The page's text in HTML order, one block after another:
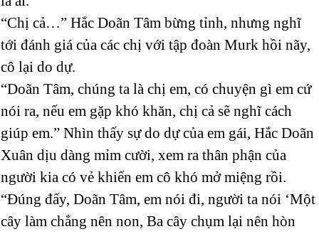
“Chị cả…” Hắc Doãn Tâm bừng tỉnh, nhưng nghĩ
tới đánh giá của các chị với tập đoàn Murk hồi nãy,
cô lại do dự.
“Doãn Tâm, chúng ta là chị em, có chuyện gì em cứ
nói ra, nếu em gặp khó khăn, chị cả sẽ nghĩ cách
giúp em.” Nhìn thấy sự do dự của em gái, Hắc Doãn
Xuân dịu dàng mỉm cười, xem ra thân phận của
người kia có vẻ khiến em cô khó mở miệng rồi.
“Đúng đấy, Doãn Tâm, em nói đi, người ta nói ‘Một
cây làm chẳng nên non, Ba cây chụm lại nên hòn